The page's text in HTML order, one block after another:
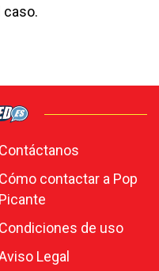
caso.
Contáctanos
Cómo contactar a Pop
Picante
Condiciones de uso
Legal